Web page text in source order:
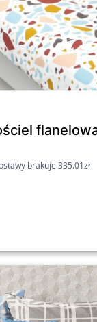
brakuje 335.01zł